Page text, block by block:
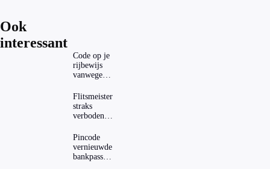
Ook
interessant
Code op je
rijbewijs
vanwege
autisme?
Zo
verwijder
Flitsmeister
straks
verboden?
regels in
Nederland
en het
buitenland
Pincode
vernieuwde
bankpassen